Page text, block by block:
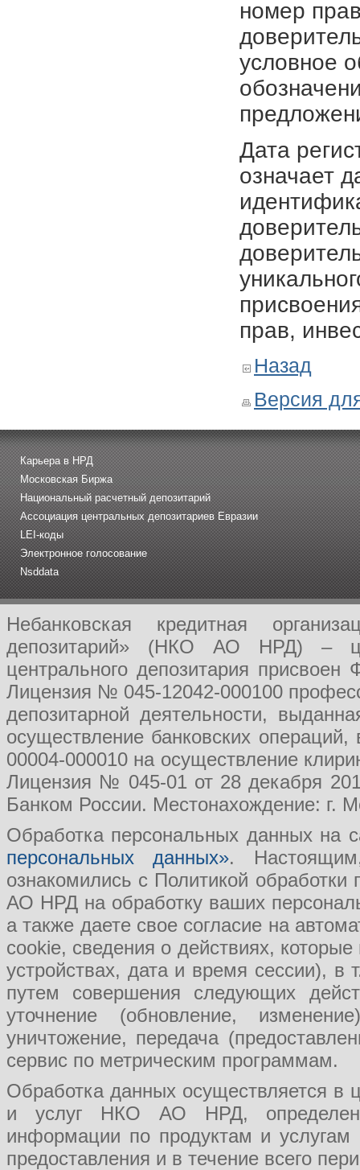
номер
условное
Дата
означает
прав,
Назад
Версия
Карьера в НРД
Московская Биржа
Национальный расчетный депозитарий
Ассоциация центральных депозитариев Евразии
LEI-коды
Электронное голосование
Nsddata
Небанковская кредитная
депозитарий» (НКО АО НРД) –
центрального депозитария
Лицензия № 045-12042-000100
депозитарной деятельности,
осуществление банковских
00004-000010 на осуществление
Лицензия № 045-01 от 28 декабря
Банком России. Местонахождение: г.
Обработка персональных данных на
персональных данных».
ознакомились с Политикой
АО НРД на обработку ваших
а также даете свое согласие на
cookie, сведения о действиях,
устройствах, дата и время сессии), в
путем совершения следующих
уточнение (обновление,
уничтожение, передача
сервис по метрическим программам.
Обработка данных осуществляется в
и услуг НКО АО НРД, определения
информации по продуктам и
предоставления и в течение всего